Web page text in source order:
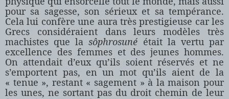
pour sa sagesse, son sérieux et sa tempérance.
Cela lui confère une aura très prestigieuse car les
Grecs considéraient dans leurs modèles très
machistes que lasôphrosuné était la vertu par
excellence des femmes et des jeunes hommes.
On attendait d’eux qu’ils soient réservés et ne
s’emportent pas, en un mot qu’ils aient de la
« tenue », restant « sagement » à la maison pour
les unes, ne sortant pas du droit chemin de leur